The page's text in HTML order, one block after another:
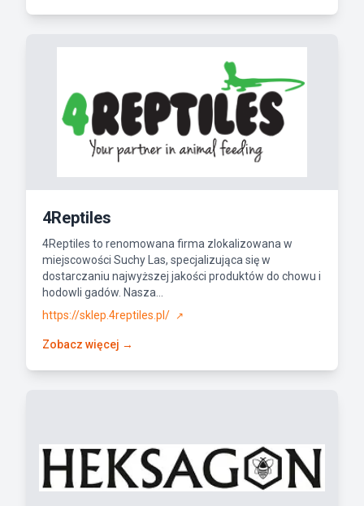
4Reptiles
4Reptiles to renomowana firma zlokalizowana w
miejscowości Suchy Las, specjalizująca się w
dostarczaniu najwyższej jakości produktów do chowu i
hodowli gadów. Nasza...
https://sklep.4reptiles.pl/
↗
Zobacz więcej →